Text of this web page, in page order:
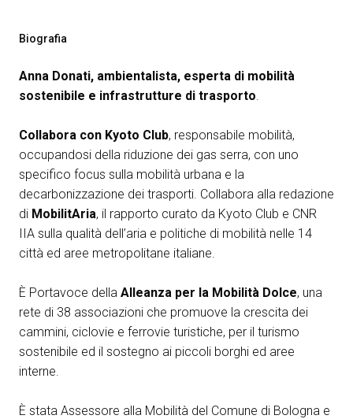
Eventi
Media Room
Esporre
Prenota il tuo spazio
Biografia
Anna Donati, ambientalista, esperta di mobilità
sostenibile e infrastrutture di trasporto.
Collabora con Kyoto Club, responsabile mobilità,
occupandosi della riduzione dei gas serra, con uno
specifico focus sulla mobilità urbana e la
decarbonizzazione dei trasporti. Collabora alla redazione
di MobilitAria, il rapporto curato da Kyoto Club e CNR
IIA sulla qualità dell’aria e politiche di mobilità nelle 14
città ed aree metropolitane italiane.
È Portavoce della Alleanza per la Mobilità Dolce, una
rete di 38 associazioni che promuove la crescita dei
cammini, ciclovie e ferrovie turistiche, per il turismo
sostenibile ed il sostegno ai piccoli borghi ed aree
interne.
È stata Assessore alla Mobilità del Comune di Bologna e